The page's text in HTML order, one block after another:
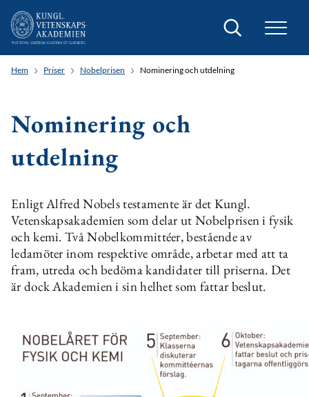
Sök
Hem Priser Nobelprisen Nominering och utdelning
Nominering och
utdelning
Enligt Alfred Nobels testamente är det Kungl.
Vetenskapsakademien som delar ut Nobelprisen i fysik
och kemi. Två Nobelkommittéer, bestående av
ledamöter inom respektive område, arbetar med att ta
fram, utreda och bedöma kandidater till priserna. Det
är dock Akademien i sin helhet som fattar beslut.